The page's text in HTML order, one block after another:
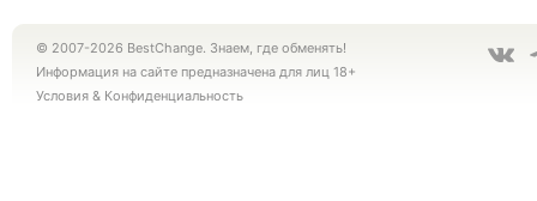
© 2007-2026 BestChange. Знаем, где обменять!
Информация на сайте предназначена для лиц 18+
Условия & Конфиденциальность